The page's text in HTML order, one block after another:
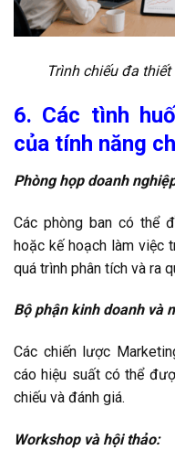
Trình chiếu đa
6. Các tình
của tính năng
Phòng họp doanh
Các phòng ban có thể
hoặc kế hoạch làm việc
quá trình phân tích và ra
Bộ phận kinh doanh và
Các chiến lược
cáo hiệu suất có thể
chiếu và đánh giá.
Workshop và hội thảo: